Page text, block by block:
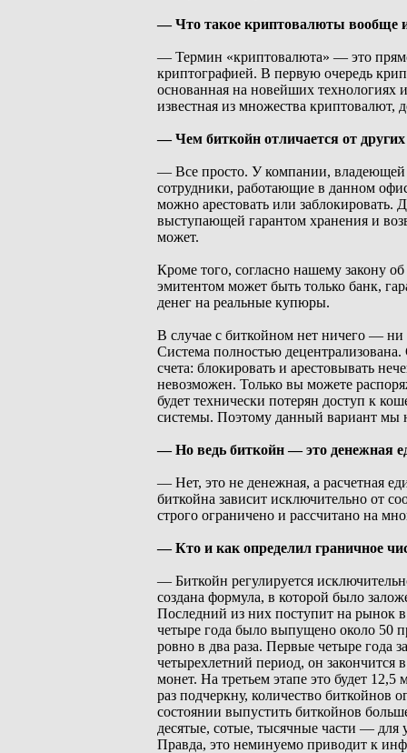
— Что такое криптовалюты вообще
— Термин «криптовалюта» — это
криптографией. В первую очередь
основанная на новейших технологиях
известная из множества криптовалют,
— Чем биткойн отличается от
— Все просто. У компании, владеющей
сотрудники, работающие в данном
можно арестовать или заблокировать.
выступающей гарантом хранения и
может.
Кроме того, согласно нашему закону
эмитентом может быть только банк,
денег на реальные купюры.
В случае с биткойном нет ничего — ни
Система полностью децентрализована.
счета: блокировать и арестовывать
невозможен. Только вы можете
будет технически потерян доступ к
системы. Поэтому данный вариант мы
— Но ведь биткойн — это денежная
— Нет, это не денежная, а расчетная
биткойна зависит исключительно от
строго ограничено и рассчитано на
— Кто и как определил граничное
— Биткойн регулируется
создана формула, в которой было
Последний из них поступит на рынок в
четыре года было выпущено около 50
ровно в два раза. Первые четыре года
четырехлетний период, он закончится
монет. На третьем этапе это будет
раз подчеркну, количество биткойнов
состоянии выпустить биткойнов
десятые, сотые, тысячные части — для
Правда, это неминуемо приводит к